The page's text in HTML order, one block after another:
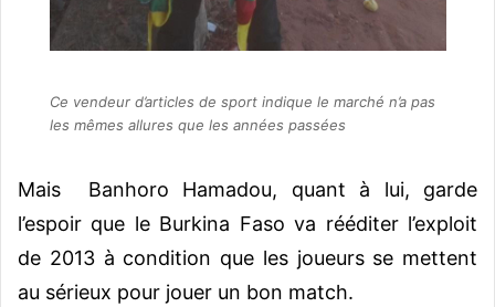
Ce vendeur d’articles de sport indique le marché n’a pas
les mêmes allures que les années passées
Mais Banhoro Hamadou, quant à lui, garde
l’espoir que le Burkina Faso va rééditer l’exploit
de 2013 à condition que les joueurs se mettent
au sérieux pour jouer un bon match.